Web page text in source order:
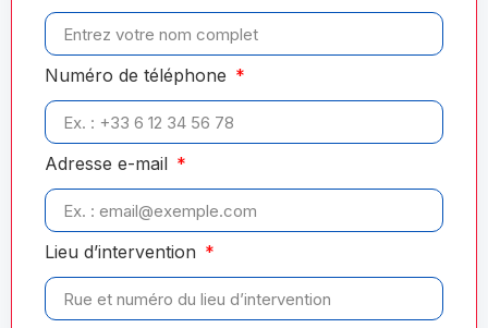
Numéro de téléphone
Adresse e-mail
Lieu d’intervention